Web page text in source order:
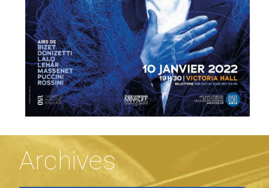
Archives